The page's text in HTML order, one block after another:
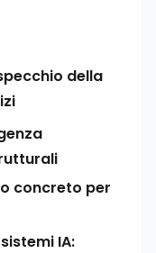
della
concreto per
IA: